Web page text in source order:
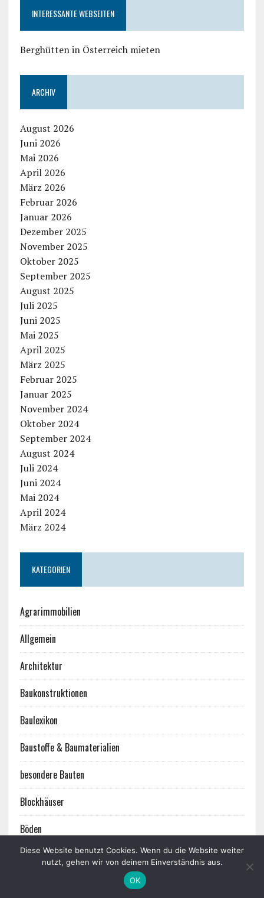
INTERESSANTE WEBSEITEN
Berghütten in Österreich mieten
ARCHIV
August 2026
Juni 2026
Mai 2026
April 2026
März 2026
Februar 2026
Januar 2026
Dezember 2025
November 2025
Oktober 2025
September 2025
August 2025
Juli 2025
Juni 2025
Mai 2025
April 2025
März 2025
Februar 2025
Januar 2025
November 2024
Oktober 2024
September 2024
August 2024
Juli 2024
Juni 2024
Mai 2024
April 2024
März 2024
KATEGORIEN
Agrarimmobilien
Allgemein
Architektur
Baukonstruktionen
Baulexikon
Baustoffe & Baumaterialien
besondere Bauten
Blockhäuser
Böden
Brandschutz
Diese Website benutzt Cookies. Wenn du die Website weiter
nutzt, gehen wir von deinem Einverständnis aus.
OK